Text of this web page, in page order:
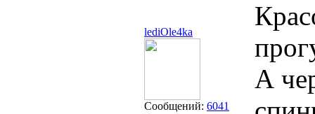
lediOle4ka
Сообщений: 6041
А